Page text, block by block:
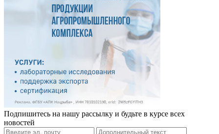
Подпишитесь на нашу рассылку и будьте в курсе всех
новостей